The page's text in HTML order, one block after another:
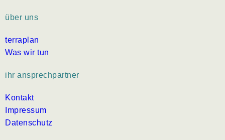
über uns
terraplan
Was wir tun
ihr ansprechpartner
Kontakt
Impressum
Datenschutz